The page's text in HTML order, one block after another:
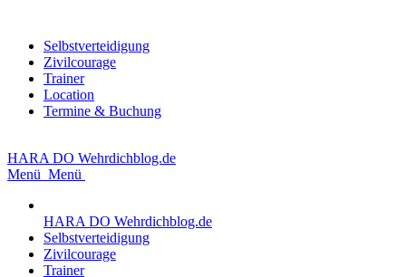
Selbstverteidigung
Zivilcourage
Trainer
Location
Termine & Buchung
HARA DO Wehrdichblog.de
Menü Menü
HARA DO Wehrdichblog.de
Selbstverteidigung
Zivilcourage
Trainer